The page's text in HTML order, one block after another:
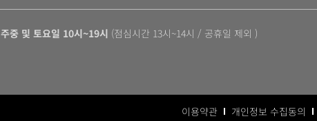
주중 및 토요일 10시~19시 (점심시간 13시~14시 / 공휴일 제외 )
이용약관 개인정보 수집동의